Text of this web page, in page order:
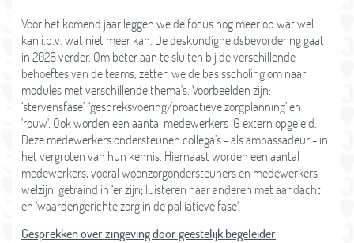
Voor het komend jaar leggen we de focus nog meer op wat wel
kan i.p.v. wat niet meer kan. De deskundigheidsbevordering gaat
in 2026 verder. Om beter aan te sluiten bij de verschillende
behoeftes van de teams, zetten we de basisscholing om naar
modules met verschillende thema's. Voorbeelden zijn:
‘stervensfase’, ‘gespreksvoering/proactieve zorgplanning’ en
'rouw'. Ook worden een aantal medewerkers IG extern opgeleid.
Deze medewerkers ondersteunen collega’s - als ambassadeur - in
het vergroten van hun kennis. Hiernaast worden een aantal
medewerkers, vooral woonzorgondersteuners en medewerkers
welzijn, getraind in ‘er zijn; luisteren naar anderen met aandacht’
en 'waardengerichte zorg in de palliatieve fase'.
Gesprekken over zingeving door geestelijk begeleider